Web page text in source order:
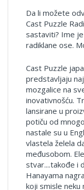
Da li možete
Cast Puzzle
sastaviti? Ime
radiklane ose.
Cast Puzzle
predstavljaju
mozgalice na
inovativnošću.
lansirane u
potiču od
nastale su u
vlastela želela
međusobom.
stvar....takođe i
Hanayama
koji smisle neku